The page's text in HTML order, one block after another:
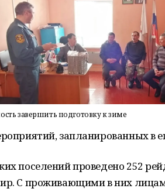
завершить подготовку к зиме
запланированных в
поселений проведено 252
С проживающими в них